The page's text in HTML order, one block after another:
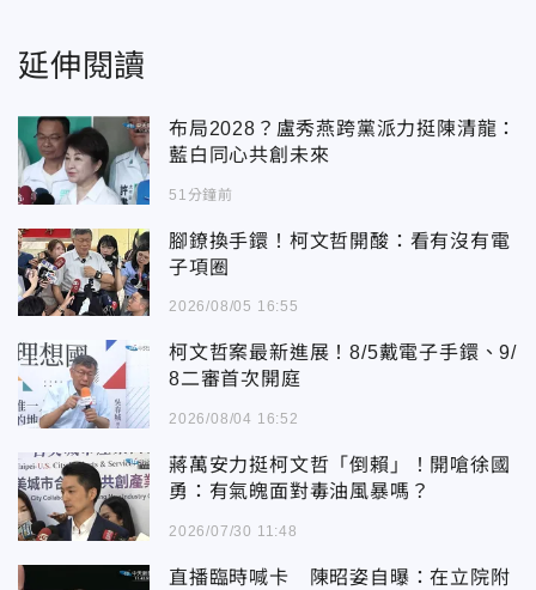
延伸閱讀
布局2028？盧秀燕跨黨派力挺陳清龍：
藍白同心共創未來
51分鐘前
腳鐐換手鐶！柯文哲開酸：看有沒有電
子項圈
2026/08/05 16:55
柯文哲案最新進展！8/5戴電子手鐶、9/
8二審首次開庭
2026/08/04 16:52
蔣萬安力挺柯文哲「倒賴」！開嗆徐國
勇：有氣魄面對毒油風暴嗎？
2026/07/30 11:48
直播臨時喊卡 陳昭姿自曝：在立院附